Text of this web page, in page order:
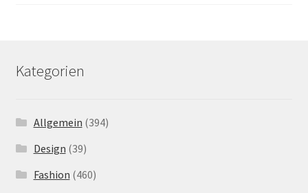
Kategorien
Allgemein (394)
Design (39)
Fashion (460)